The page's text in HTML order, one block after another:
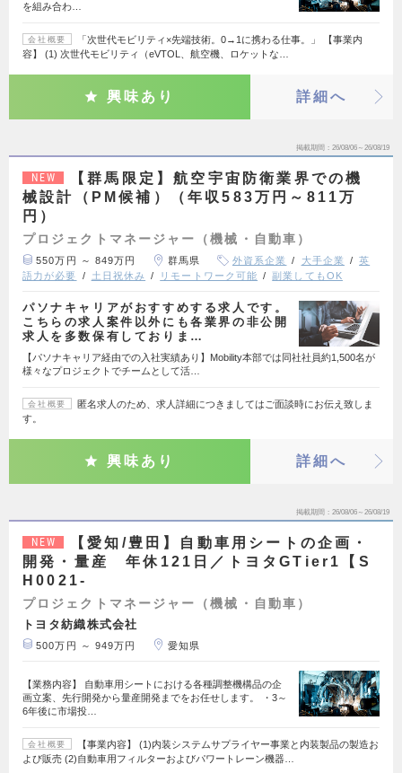
を組み合わ…
会社概要
「次世代モビリティ×先端技術。0→1に携わる仕事。」 【事業内
容】 (1) 次世代モビリティ（eVTOL、航空機、ロケットな…
興味あり 詳細へ
掲載期間 26/08/06～26/08/19
NEW
【群馬限定】航空宇宙防衛業界での機
械設計（PM候補）（年収583万円～811万
円）
プロジェクトマネージャー（機械・自動車）
550万円 ～ 849万円 群馬県 外資系企業 大手企業
英
語力が必要
土日祝休み リモートワーク可能 副業してもOK
パソナキャリアがおすすめする求人です。
こちらの求人案件以外にも各業界の非公開
求人を多数保有しておりま…
【パソナキャリア経由での入社実績あり】Mobility本部では同社社員約1,500名が
様々なプロジェクトでチームとして活…
会社概要
匿名求人のため、求人詳細につきましてはご面談時にお伝え致しま
す。
興味あり 詳細へ
掲載期間 26/08/06～26/08/19
NEW
【愛知/豊田】自動車用シートの企画・
開発・量産 年休121日／トヨタGTier1【S
H0021-
プロジェクトマネージャー（機械・自動車）
トヨタ紡織株式会社
500万円 ～ 949万円 愛知県
【業務内容】 自動車用シートにおける各種調整機構品の企
画立案、先行開発から量産開発までをお任せします。 ・3～
6年後に市場投…
会社概要
【事業内容】 (1)内装システムサプライヤー事業と内装製品の製造お
よび販売 (2)自動車用フィルターおよびパワートレーン機器…